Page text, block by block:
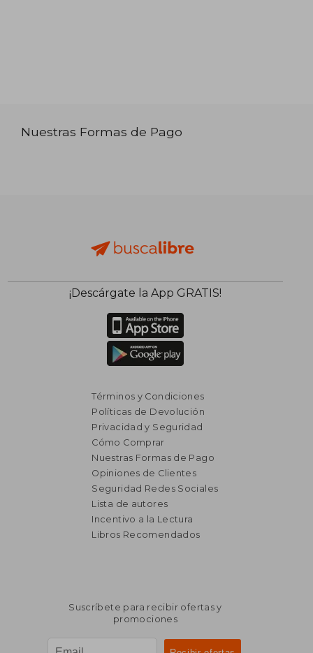
Nuestras Formas de Pago
¡Descárgate la App GRATIS!
Términos y Condiciones
Políticas de Devolución
Privacidad y Seguridad
Cómo Comprar
Nuestras Formas de Pago
Opiniones de Clientes
Seguridad Redes Sociales
Lista de autores
Incentivo a la Lectura
Libros Recomendados
Suscríbete para recibir ofertas y
promociones